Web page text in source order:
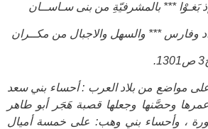
بَغـوْا *** بالمشرفيّةِ من بنى سـاســان
وفارس‌ *** والسهل والاجبال من مكــران
على مواضع من بلاد العرب : أحساء بني سعد
وحصَّنها وجعلها قصبة هَجَر أبو طاهر
، وأحساء بني وهب: على خمسة أميال